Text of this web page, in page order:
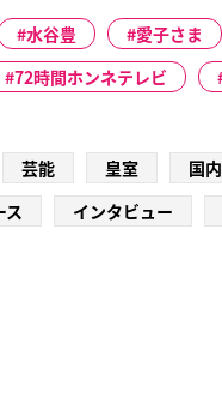
水谷豊 愛子さま
72時間ホンネテレビ
芸能 皇室 国内
ス
インタビュー